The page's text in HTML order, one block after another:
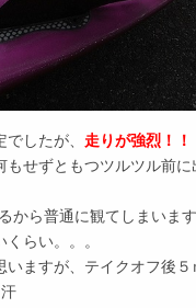
したが、 走りが強烈！！
もせずともつツルツル前に
から普通に観てしまいま
らい。。。
いますが、テイクオフ後５